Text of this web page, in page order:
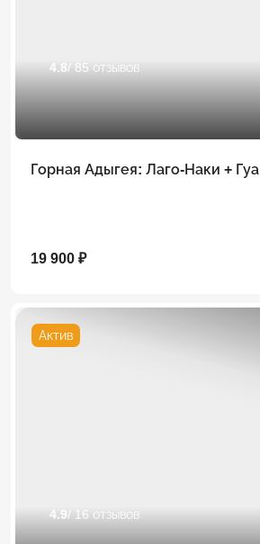
4.8/ 85 отзывов
Горная Адыгея: Лаго-Наки +
19 900 ₽
Актив
4.9 / 16 отзывов